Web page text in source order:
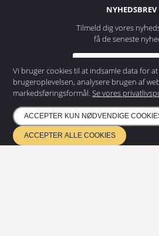
NYHEDSBREV
Tilmeld dig vores
få de seneste
TILMELD
ETA 17/0685
Kvalitetsstyring EN ISO
Miljøstyring ISO
Vi bruger cookies til at indsamle data for
brugeroplevelsen, analysere brugen af
markedsføringsformål. Se vores
ACCEPTER KUN NØDVENDIGE
ACCEPTER ALLE COOKIES